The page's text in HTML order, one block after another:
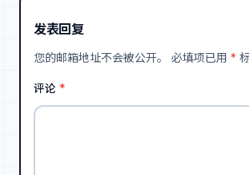
发表回复
您的邮箱地址不会被公开。 必填项已用 *
评论 *